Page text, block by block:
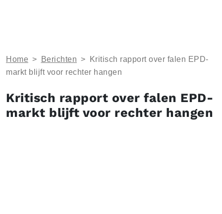
Home > Berichten >
Kritisch rapport over falen EPD-
markt blijft voor rechter hangen
Kritisch rapport over falen EPD-
markt blijft voor rechter hangen